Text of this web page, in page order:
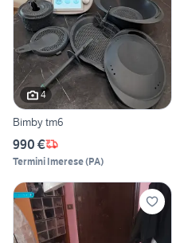
4
Bimby tm6
990 €
Termini Imerese(PA)